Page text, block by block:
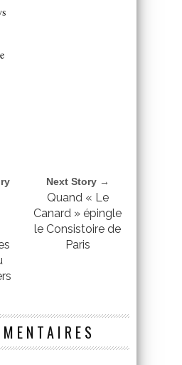
Next Story →
Quand « Le
Canard » épingle
le Consistoire de
Paris